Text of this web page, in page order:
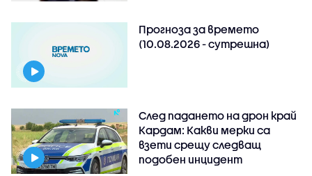
Прогноза за времето
(10.08.2026 - сутрешна)
След падането на дрон край
Кардам: Какви мерки са
взети срещу следващ
подобен инцидент